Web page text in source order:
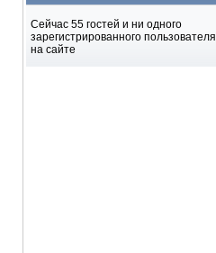
Сейчас 55 гостей и ни одного
зарегистрированного пользователя
на сайте